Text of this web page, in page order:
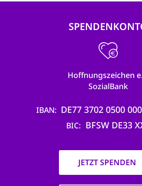
Hoffnungszeichen
SozialBank
IBAN DE77 3702 0500
BIC BFSW DE33
JETZT SPENDEN